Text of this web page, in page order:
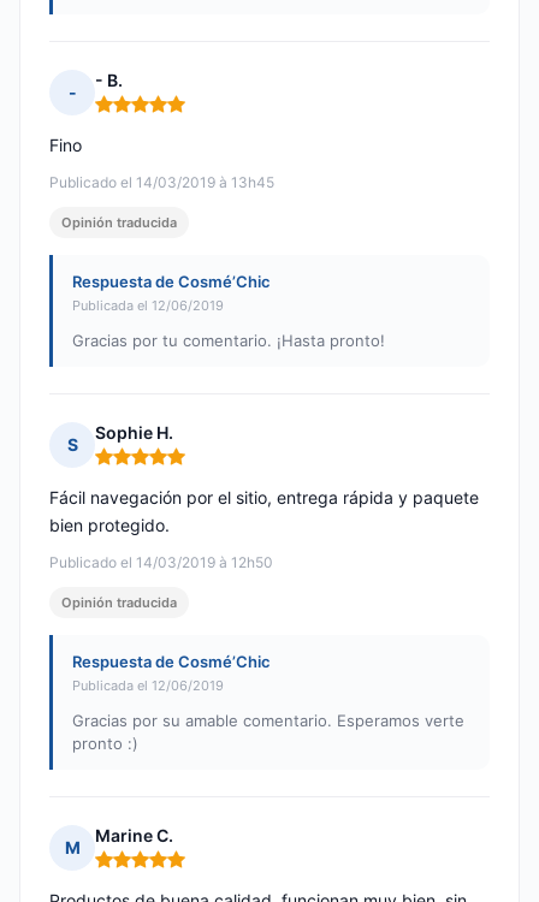
-
- B.
Nota: 5 de 5
Publicado el 14/03/2019 à 13h45
Fino
Opinión traducida
Respuesta de Cosmé’Chic
Publicada el 12/06/2019
Gracias por tu comentario. ¡Hasta pronto!
S
Sophie H.
Nota: 5 de 5
Publicado el 14/03/2019 à 12h50
Fácil navegación por el sitio, entrega rápida y paquete
bien protegido.
Opinión traducida
Respuesta de Cosmé’Chic
Publicada el 12/06/2019
Gracias por su amable comentario. Esperamos verte
pronto :)
M
Marine C.
Nota: 5 de 5